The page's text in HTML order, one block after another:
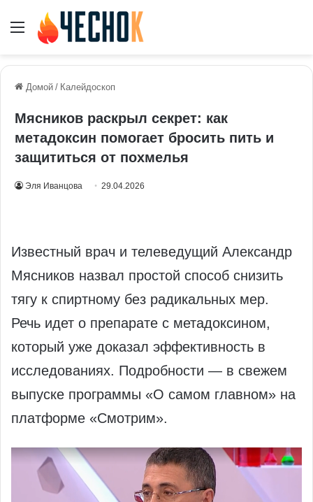
Меню
Домой / Калейдоскоп
Мясников раскрыл секрет: как
метадоксин помогает бросить пить и
защититься от похмелья
Эля Иванцова 29.04.2026
Известный врач и телеведущий Александр
Мясников назвал простой способ снизить
тягу к спиртному без радикальных мер.
Речь идет о препарате с метадоксином,
который уже доказал эффективность в
исследованиях. Подробности — в свежем
выпуске программы «О самом главном» на
платформе «Смотрим».